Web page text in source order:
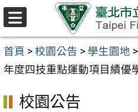
跳至主要內容區
首頁 > 校園公告 > 學生園地 >
年度四技重點運動項目績優
校園公告
選
單